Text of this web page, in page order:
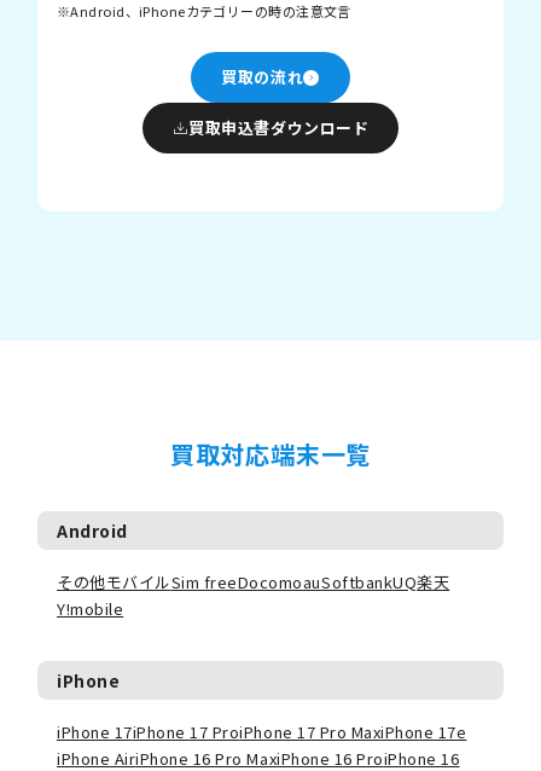
Android、iPhoneカテゴリーの時の注意文言
買取の流れ
買取申込書ダウンロード
買取対応端末一覧
Android
その他モバイルSim freeDocomoauSoftbankUQ楽天
Y!mobile
iPhone
iPhone 17iPhone 17 ProiPhone 17 Pro MaxiPhone 17e
iPhone AiriPhone 16 Pro MaxiPhone 16 ProiPhone 16